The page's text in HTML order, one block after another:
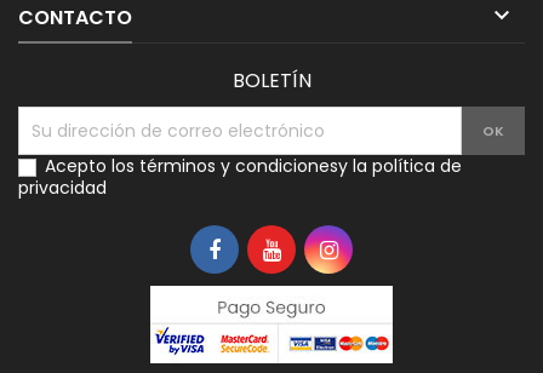
CONTACTO 
BOLETÍN
Acepto los términos y condicionesy la política de
privacidad